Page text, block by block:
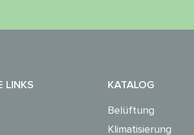
LINKS
KATALOG
Belüftung
Klimatisierung